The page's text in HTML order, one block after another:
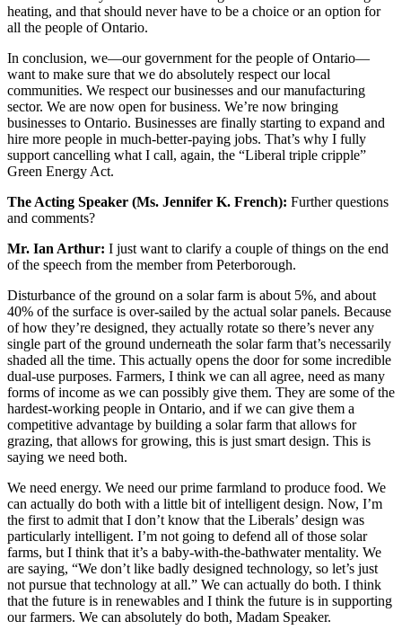
heating, and that should never have to be a choice or an option for
all the people of Ontario.
In conclusion, we—our government for the people of Ontario—
want to make sure that we do absolutely respect our local
communities. We respect our businesses and our manufacturing
sector. We are now open for business. We’re now bringing
businesses to Ontario. Businesses are finally starting to expand and
hire more people in much-better-paying jobs. That’s why I fully
support cancelling what I call, again, the “Liberal triple cripple”
Green Energy Act.
The Acting Speaker (Ms. Jennifer K. French): Further questions
and comments?
Mr. Ian Arthur: I just want to clarify a couple of things on the end
of the speech from the member from Peterborough.
Disturbance of the ground on a solar farm is about 5%, and about
40% of the surface is over-sailed by the actual solar panels. Because
of how they’re designed, they actually rotate so there’s never any
single part of the ground underneath the solar farm that’s necessarily
shaded all the time. This actually opens the door for some incredible
dual-use purposes. Farmers, I think we can all agree, need as many
forms of income as we can possibly give them. They are some of the
hardest-working people in Ontario, and if we can give them a
competitive advantage by building a solar farm that allows for
grazing, that allows for growing, this is just smart design. This is
saying we need both.
We need energy. We need our prime farmland to produce food. We
can actually do both with a little bit of intelligent design. Now, I’m
the first to admit that I don’t know that the Liberals’ design was
particularly intelligent. I’m not going to defend all of those solar
farms, but I think that it’s a baby-with-the-bathwater mentality. We
are saying, “We don’t like badly designed technology, so let’s just
not pursue that technology at all.” We can actually do both. I think
that the future is in renewables and I think the future is in supporting
our farmers. We can absolutely do both, Madam Speaker.